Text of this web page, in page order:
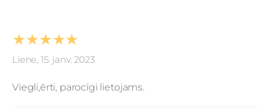
★★★★★
Liene, 15. janv. 2023
Viegli,ērti, parocīgi lietojams.